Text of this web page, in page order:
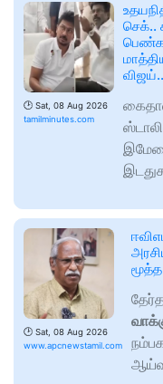
🕑 Sat, 08 Aug 2026
tamilminutes.com
செக்..
விஜய்..
🕑 Sat, 08 Aug 2026
www.apcnewstamil.com